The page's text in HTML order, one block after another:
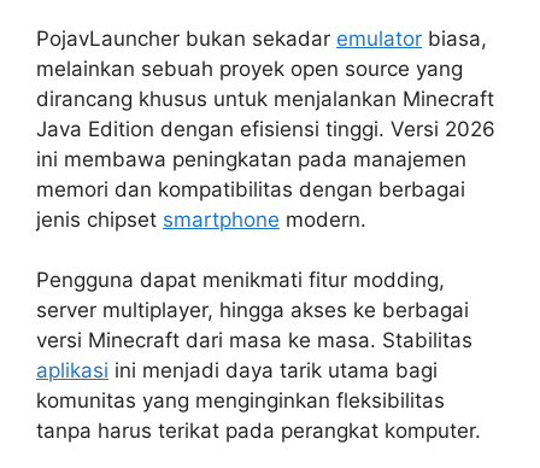
PojavLauncher bukan sekadar emulator biasa,
melainkan sebuah proyek open source yang
dirancang khusus untuk menjalankan Minecraft
Java Edition dengan efisiensi tinggi. Versi 2026
ini membawa peningkatan pada manajemen
memori dan kompatibilitas dengan berbagai
jenis chipset smartphone modern.
Pengguna dapat menikmati fitur modding,
server multiplayer, hingga akses ke berbagai
versi Minecraft dari masa ke masa. Stabilitas
aplikasi ini menjadi daya tarik utama bagi
komunitas yang menginginkan fleksibilitas
tanpa harus terikat pada perangkat komputer.